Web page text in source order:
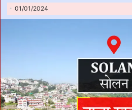
01/01/2024